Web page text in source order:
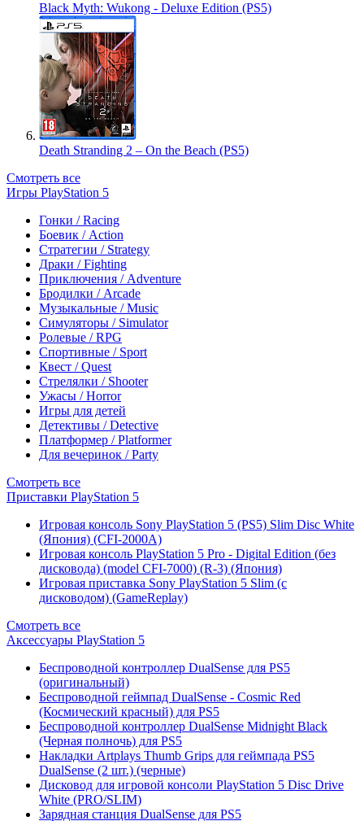
Black Myth: Wukong - Deluxe Edition (PS5)
Death Stranding 2 – On the Beach (PS5)
Смотреть все
Игры PlayStation 5
Гонки / Racing
Боевик / Action
Стратегии / Strategy
Драки / Fighting
Приключения / Adventure
Бродилки / Arcade
Музыкальные / Music
Симуляторы / Simulator
Ролевые / RPG
Спортивные / Sport
Квест / Quest
Стрелялки / Shooter
Ужасы / Horror
Игры для детей
Детективы / Detective
Платформер / Platformer
Для вечеринок / Party
Смотреть все
Приставки PlayStation 5
Игровая консоль Sony PlayStation 5 (PS5) Slim Disc White
(Япония) (CFI-2000A)
Игровая консоль PlayStation 5 Pro - Digital Edition (без
дисковода) (model CFI-7000) (R-3) (Япония)
Игровая приставка Sony PlayStation 5 Slim (с
дисководом) (GameReplay)
Смотреть все
Аксессуары PlayStation 5
Беспроводной контроллер DualSense для PS5
(оригинальный)
Беспроводной геймпад DualSense - Cosmic Red
(Космический красный) для PS5
Беспроводной контроллер DualSense Midnight Black
(Черная полночь) для PS5
Накладки Artplays Thumb Grips для геймпада PS5
DualSense (2 шт.) (черные)
Дисковод для игровой консоли PlayStation 5 Disc Drive
White (PRO/SLIM)
Зарядная станция DualSense для PS5